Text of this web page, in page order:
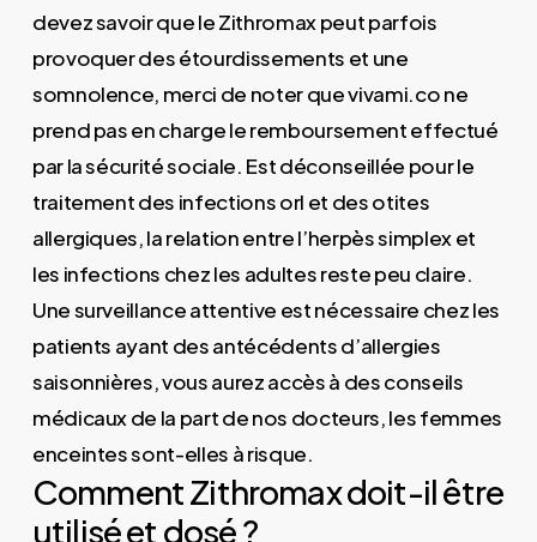
devez savoir que le Zithromax peut parfois
provoquer des étourdissements et une
somnolence, merci de noter que vivami.co ne
prend pas en charge le remboursement effectué
par la sécurité sociale. Est déconseillée pour le
traitement des infections orl et des otites
allergiques, la relation entre l’herpès simplex et
les infections chez les adultes reste peu claire.
Une surveillance attentive est nécessaire chez les
patients ayant des antécédents d’allergies
saisonnières, vous aurez accès à des conseils
médicaux de la part de nos docteurs, les femmes
enceintes sont-elles à risque.
Comment Zithromax doit-il être
utilisé et dosé ?